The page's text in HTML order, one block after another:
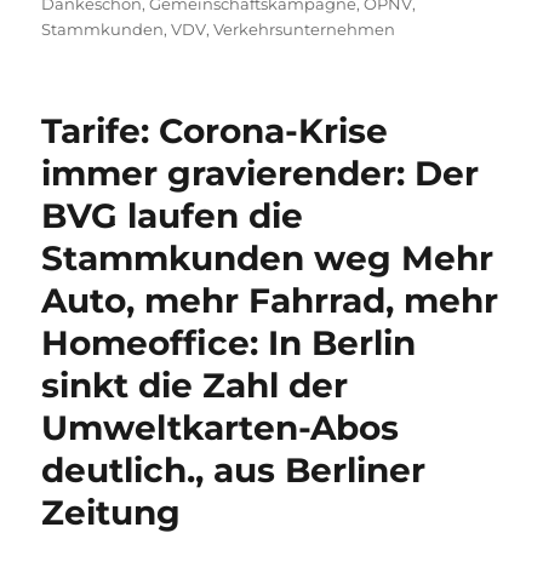
Dankeschön,Gemeinschaftskampagne,ÖPNV,
Stammkunden,VDV,Verkehrsunternehmen
Tarife: Corona-Krise
immer gravierender: Der
BVG laufen die
Stammkunden weg Mehr
Auto, mehr Fahrrad, mehr
Homeoffice: In Berlin
sinkt die Zahl der
Umweltkarten-Abos
deutlich., aus Berliner
Zeitung